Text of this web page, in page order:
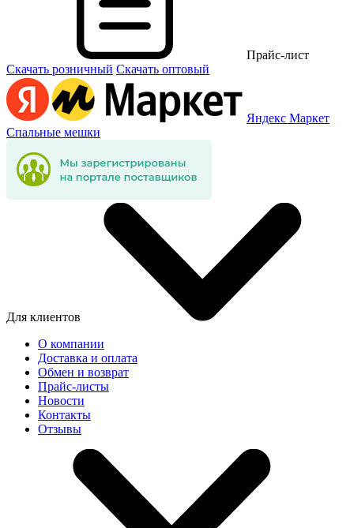
Прайс-лист
Скачать розничный Скачать оптовый
Яндекс Маркет
Спальные мешки
Для клиентов
О компании
Доставка и оплата
Обмен и возврат
Прайс-листы
Новости
Контакты
Отзывы